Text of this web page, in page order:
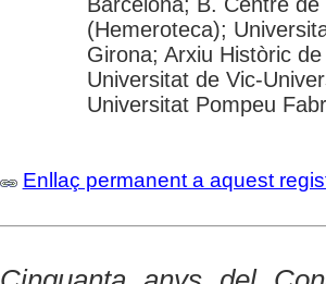
(Hemeroteca);
Girona; Arxiu Històric
Universitat de Vic-
Universitat Pompeu
Enllaç permanent a aquest